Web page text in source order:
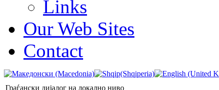
Links
Our Web Sites
Contact
Граѓански дијалог на локално ниво